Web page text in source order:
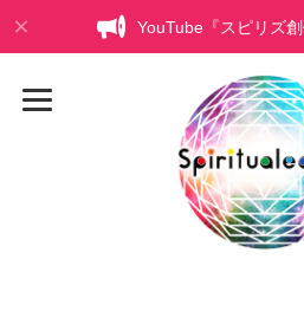
YouTube『スピリズ